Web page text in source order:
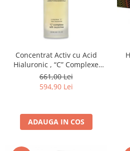
Concentrat Activ cu Acid
Hialuronic , “C” Complexe
With Oxyzomes - 30ml
661,00 Lei
594,90 Lei
ADAUGA IN COS